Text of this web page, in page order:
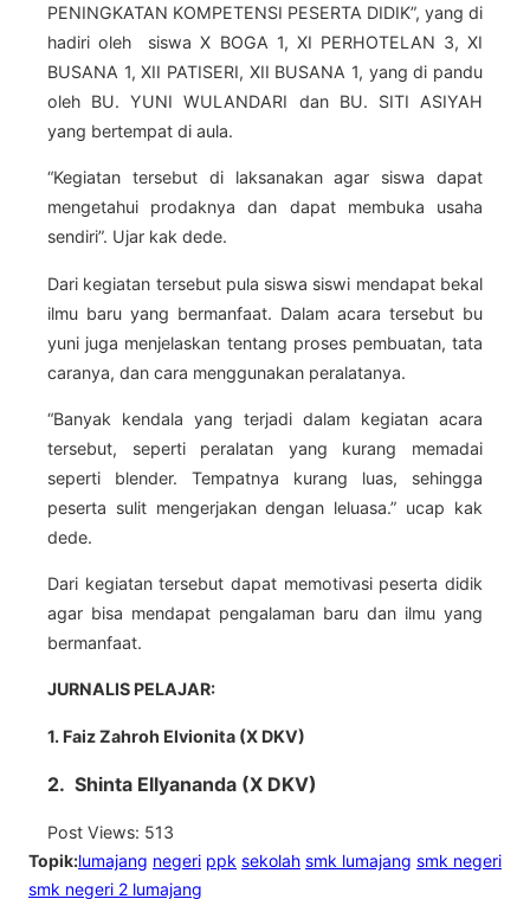
PENINGKATAN KOMPETENSI PESERTA DIDIK”, yang di
hadiri oleh siswa X BOGA 1, XI PERHOTELAN 3, XI
BUSANA 1, XII PATISERI, XII BUSANA 1, yang di pandu
oleh BU. YUNI WULANDARI dan BU. SITI ASIYAH
yang bertempat di aula.
“Kegiatan tersebut di laksanakan agar siswa dapat
mengetahui prodaknya dan dapat membuka usaha
sendiri”. Ujar kak dede.
Dari kegiatan tersebut pula siswa siswi mendapat bekal
ilmu baru yang bermanfaat. Dalam acara tersebut bu
yuni juga menjelaskan tentang proses pembuatan, tata
caranya, dan cara menggunakan peralatanya.
“Banyak kendala yang terjadi dalam kegiatan acara
tersebut, seperti peralatan yang kurang memadai
seperti blender. Tempatnya kurang luas, sehingga
peserta sulit mengerjakan dengan leluasa.” ucap kak
dede.
Dari kegiatan tersebut dapat memotivasi peserta didik
agar bisa mendapat pengalaman baru dan ilmu yang
bermanfaat.
JURNALIS PELAJAR:
1. Faiz Zahroh Elvionita (X DKV)
2. Shinta Ellyananda (X DKV)
Post Views: 513
Topik:lumajang negeri ppk sekolah smk lumajang smk negeri
smk negeri 2 lumajang